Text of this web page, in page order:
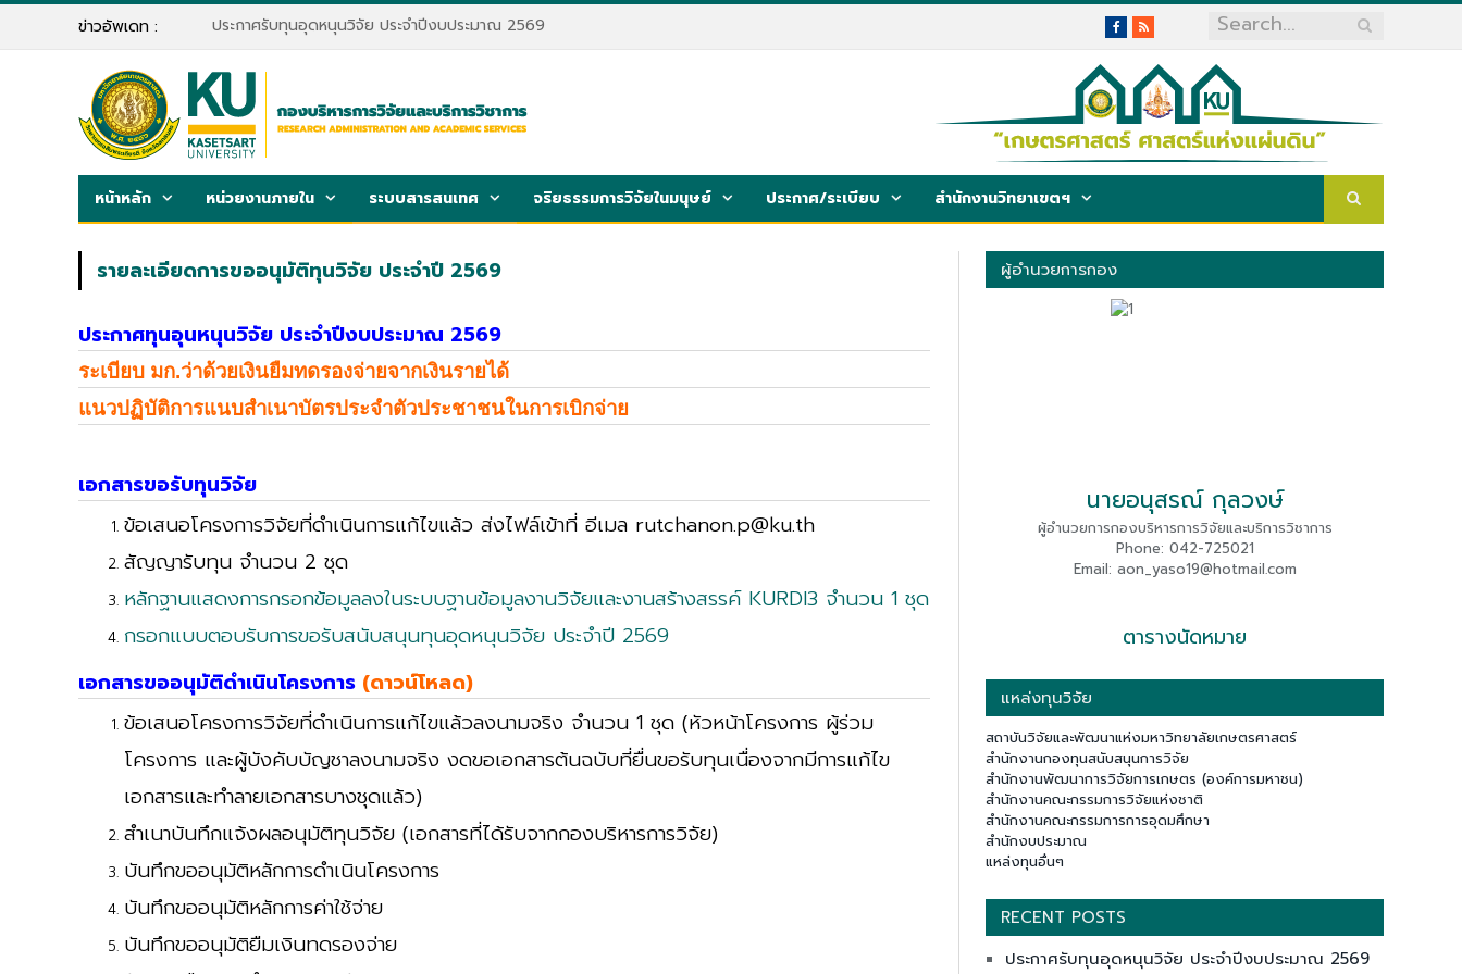
ข่าวอัพเดท : ประกาศรับทุนอุดหนุนวิจัย ประจำปีงบประมาณ 2569 Facebook
RSS
หน้าหลัก หน่วยงานภายใน ระบบสารสนเทศ จริยธรรมการวิจัยในมนุษย์ ประกาศ/ระเบียบ สำนักงานวิทยาเขตฯ
รายละเอียดการขออนุมัติทุนวิจัย ประจำปี 2569
ประกาศทุนอุนหนุนวิจัย ประจำปีงบประมาณ 2569
ระเบียบ มก.ว่าด้วยเงินยืมทดรองจ่ายจากเงินรายได้
แนวปฏิบัติการแนบสำเนาบัตรประจำตัวประชาชนในการเบิกจ่าย
เอกสารขอรับทุนวิจัย
ข้อเสนอโครงการวิจัยที่ดำเนินการแก้ไขแล้ว ส่งไฟล์เข้าที่ อีเมล rutchanon.p@ku.th
สัญญารับทุน จำนวน 2 ชุด
หลักฐานแสดงการกรอกข้อมูลลงในระบบฐานข้อมูลงานวิจัยและงานสร้างสรรค์ KURDI3 จำนวน 1 ชุด
กรอกแบบตอบรับการขอรับสนับสนุนทุนอุดหนุนวิจัย ประจำปี 2569
เอกสารขออนุมัติดำเนินโครงการ (ดาวน์โหลด)
ข้อเสนอโครงการวิจัยที่ดำเนินการแก้ไขแล้วลงนามจริง จำนวน 1 ชุด (หัวหน้าโครงการ ผู้ร่วม
โครงการ และผู้บังคับบัญชาลงนามจริง งดขอเอกสารต้นฉบับที่ยื่นขอรับทุนเนื่องจากมีการแก้ไข
เอกสารและทำลายเอกสารบางชุดแล้ว)
สำเนาบันทึกแจ้งผลอนุมัติทุนวิจัย (เอกสารที่ได้รับจากกองบริหารการวิจัย)
บันทึกขออนุมัติหลักการดำเนินโครงการ
บันทึกขออนุมัติหลักการค่าใช้จ่าย
บันทึกขออนุมัติยืมเงินทดรองจ่าย
ผู้อำนวยการกอง
นายอนุสรณ์ กุลวงษ์
ผู้อำนวยการกองบริหารการวิจัยและบริการวิชาการ
Phone: 042-725021
Email: aon_yaso19@hotmail.com
ตารางนัดหมาย
แหล่งทุนวิจัย
สถาบันวิจัยและพัฒนาแห่งมหาวิทยาลัยเกษตรศาสตร์
สำนักงานกองทุนสนับสนุนการวิจัย
สำนักงานพัฒนาการวิจัยการเกษตร (องค์การมหาชน)
สำนักงานคณะกรรมการวิจัยแห่งชาติ
สำนักงานคณะกรรมการการอุดมศึกษา
สำนักงบประมาณ
แหล่งทุนอื่นๆ
RECENT POSTS
ประกาศรับทุนอุดหนุนวิจัย ประจำปีงบประมาณ 2569